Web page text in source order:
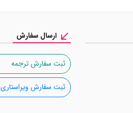
ارسال سفارش
ثبت سفارش ترجمه
ثبت سفارش ویراستاری